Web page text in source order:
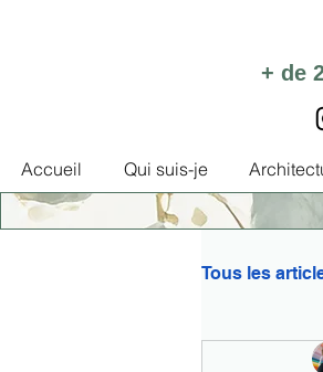
+ de
Accueil Qui suis-je
Tous les